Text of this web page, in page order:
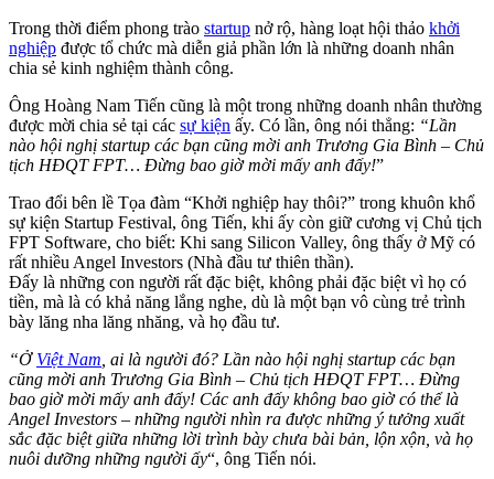
Trong thời điểm phong trào startup nở rộ, hàng loạt hội thảo khởi
nghiệp được tổ chức mà diễn giả phần lớn là những doanh nhân
chia sẻ kinh nghiệm thành công.
Ông Hoàng Nam Tiến cũng là một trong những doanh nhân thường
được mời chia sẻ tại các sự kiện ấy. Có lần, ông nói thẳng: “Lần
nào hội nghị startup các bạn cũng mời anh Trương Gia Bình – Chủ
tịch HĐQT FPT… Đừng bao giờ mời mấy anh đấy!”
Trao đổi bên lề Tọa đàm “Khởi nghiệp hay thôi?” trong khuôn khổ
sự kiện Startup Festival, ông Tiến, khi ấy còn giữ cương vị Chủ tịch
FPT Software, cho biết: Khi sang Silicon Valley, ông thấy ở Mỹ có
rất nhiều Angel Investors (Nhà đầu tư thiên thần).
Đấy là những con người rất đặc biệt, không phải đặc biệt vì họ có
tiền, mà là có khả năng lắng nghe, dù là một bạn vô cùng trẻ trình
bày lăng nha lăng nhăng, và họ đầu tư.
“Ở Việt Nam , ai là người đó? Lần nào hội nghị startup các bạn
cũng mời anh Trương Gia Bình – Chủ tịch HĐQT FPT… Đừng
bao giờ mời mấy anh đấy! Các anh đấy không bao giờ có thể là
Angel Investors – những người nhìn ra được những ý tưởng xuất
sắc đặc biệt giữa những lời trình bày chưa bài bản, lộn xộn, và họ
nuôi dưỡng những người ấy“, ông Tiến nói.